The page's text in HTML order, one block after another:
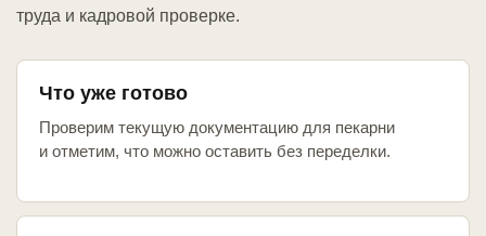
труда и кадровой проверке.
Что уже готово
Проверим текущую документацию для пекарни
и отметим, что можно оставить без переделки.